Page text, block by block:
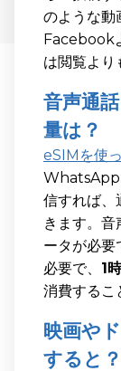
のような
Facebook
は閲覧より
音声通
量は？
eSIMを使
WhatsApp
信すれば、
きます。音
ータが必要
必要で、 1
消費するこ
映画や
すると？